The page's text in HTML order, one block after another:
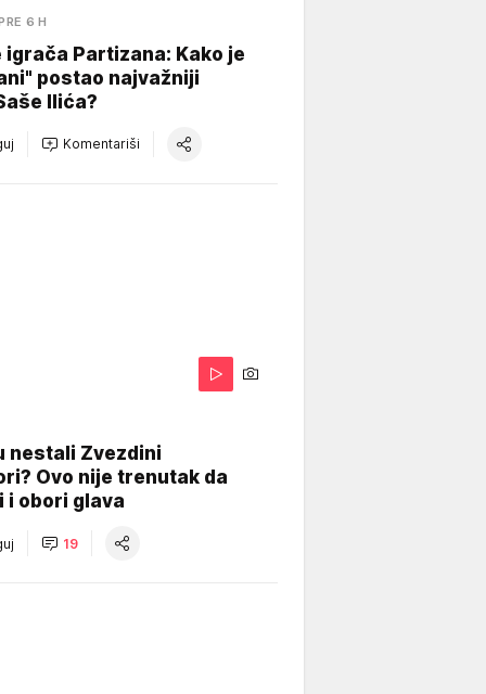
6 H
igrača Partizana: Kako je
postao najvažniji
Ilića?
Komentariši
nestali Zvezdini
Ovo nije trenutak da
i obori glava
19